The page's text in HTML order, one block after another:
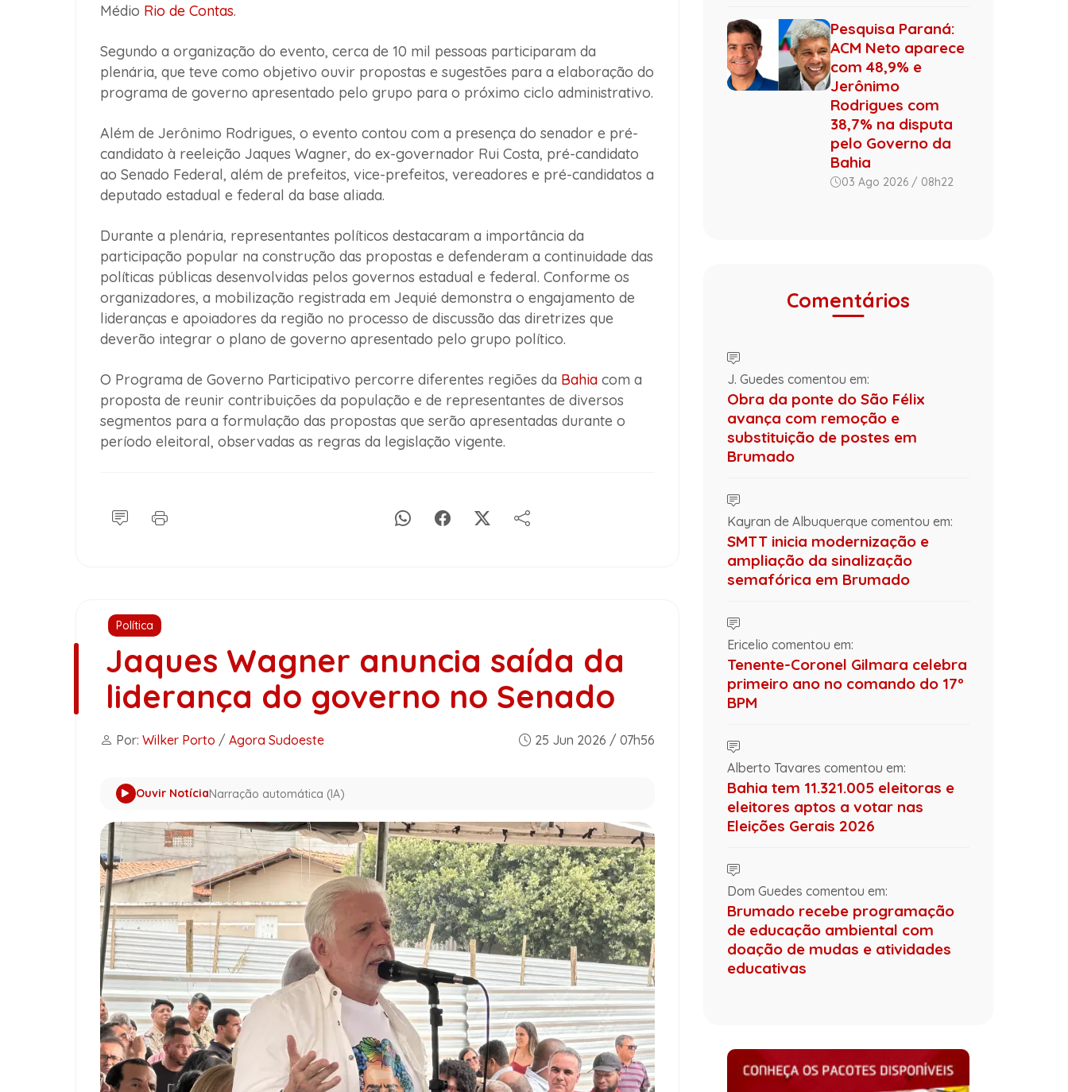
Médio Rio de Contas.
Segundo a organização do evento, cerca de 10 mil pessoas participaram da
plenária, que teve como objetivo ouvir propostas e sugestões para a elaboração do
programa de governo apresentado pelo grupo para o próximo ciclo administrativo.
Além de Jerônimo Rodrigues, o evento contou com a presença do senador e pré-
candidato à reeleição Jaques Wagner, do ex-governador Rui Costa, pré-candidato
ao Senado Federal, além de prefeitos, vice-prefeitos, vereadores e pré-candidatos a
deputado estadual e federal da base aliada.
Durante a plenária, representantes políticos destacaram a importância da
participação popular na construção das propostas e defenderam a continuidade das
políticas públicas desenvolvidas pelos governos estadual e federal. Conforme os
organizadores, a mobilização registrada em Jequié demonstra o engajamento de
lideranças e apoiadores da região no processo de discussão das diretrizes que
deverão integrar o plano de governo apresentado pelo grupo político.
O Programa de Governo Participativo percorre diferentes regiões da Bahiacom a
proposta de reunir contribuições da população e de representantes de diversos
segmentos para a formulação das propostas que serão apresentadas durante o
período eleitoral, observadas as regras da legislação vigente.
Política
Jaques Wagner anuncia saída da
liderança do governo no Senado
Por: Wilker Porto / Agora Sudoeste 25 Jun 2026 / 07h56
Ouvir NotíciaNarração automática (IA)
Pesquisa Paraná:
ACM Neto aparece
com 48,9% e
Jerônimo
Rodrigues com
38,7% na disputa
pelo Governo da
Bahia
03 Ago 2026 / 08h22
Comentários
J. Guedes comentou em:
Obra da ponte do São Félix
avança com remoção e
substituição de postes em
Brumado
Kayran de Albuquerque comentou em:
SMTT inicia modernização e
ampliação da sinalização
semafórica em Brumado
Ericelio comentou em:
Tenente-Coronel Gilmara celebra
primeiro ano no comando do 17º
BPM
Alberto Tavares comentou em:
Bahia tem 11.321.005 eleitoras e
eleitores aptos a votar nas
Eleições Gerais 2026
Dom Guedes comentou em:
Brumado recebe programação
de educação ambiental com
doação de mudas e atividades
educativas